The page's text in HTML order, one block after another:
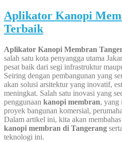
Aplikator Kanopi
Terbaik
Aplikator Kanopi Membran
salah satu kota penyangga utama
pesat baik dari segi infrastruktur
Seiring dengan pembangunan yang
akan solusi arsitektur yang inovatif,
meningkat. Salah satu inovasi yang
penggunaan kanopi membran, yang
proyek bangunan komersial,
Dalam artikel ini, kita akan membahas
kanopi membran di Tangerang
teknologi ini.